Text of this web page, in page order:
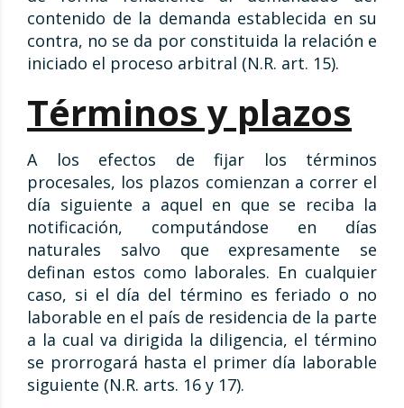
contenido de la demanda establecida en su
contra, no se da por constituida la relación e
iniciado el proceso arbitral (N.R. art. 15).
Términos y plazos
A los efectos de fijar los términos
procesales, los plazos comienzan a correr el
día siguiente a aquel en que se reciba la
notificación, computándose en días
naturales salvo que expresamente se
definan estos como laborales. En cualquier
caso, si el día del término es feriado o no
laborable en el país de residencia de la parte
a la cual va dirigida la diligencia, el término
se prorrogará hasta el primer día laborable
siguiente (N.R. arts. 16 y 17).